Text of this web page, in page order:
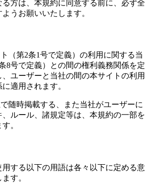
方は、本規約に同意する前に、必ず全
うお願いいたします。
（第2条1号で定義）の利用に関する当
8号で定義）との間の権利義務関係を定
ユーザーと当社の間の本サイトの利用
適用されます。
随時掲載する、また当社がユーザーに
ルール、諸規定等は、本規約の一部を
。
する以下の用語は各々以下に定める意
す。